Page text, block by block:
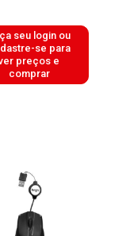
seu login ou
se para
preços e
comprar